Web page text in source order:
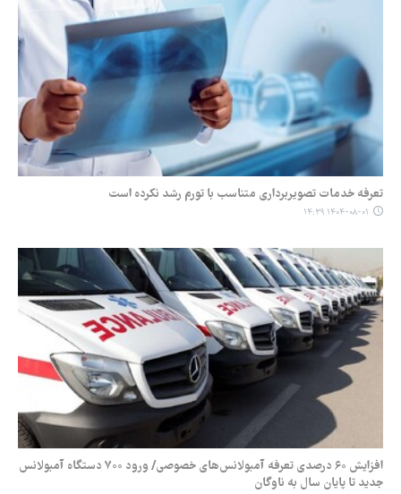
تعرفه خدمات تصویربرداری متناسب با تورم رشد نکرده است
۱۴۰۴-۰۸-۰۱ ۱۴:۳۹
افزایش ۶۰ درصدی تعرفه آمبولانس‌های خصوصی/ ورود ۷۰۰ دستگاه آمبولانس
جدید تا پایان سال به ناوگان